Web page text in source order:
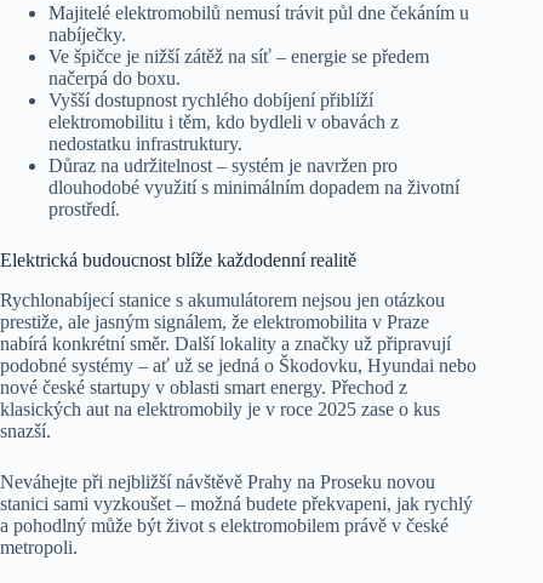
Majitelé elektromobilů nemusí trávit půl dne čekáním u
nabíječky.
Ve špičce je nižší zátěž na síť – energie se předem
načerpá do boxu.
Vyšší dostupnost rychlého dobíjení přiblíží
elektromobilitu i těm, kdo bydleli v obavách z
nedostatku infrastruktury.
Důraz na udržitelnost – systém je navržen pro
dlouhodobé využití s minimálním dopadem na životní
prostředí.
Elektrická budoucnost blíže každodenní realitě
Rychlonabíjecí stanice s akumulátorem nejsou jen otázkou
prestiže, ale jasným signálem, že elektromobilita v Praze
nabírá konkrétní směr. Další lokality a značky už připravují
podobné systémy – ať už se jedná o Škodovku, Hyundai nebo
nové české startupy v oblasti smart energy. Přechod z
klasických aut na elektromobily je v roce 2025 zase o kus
snazší.
Neváhejte při nejbližší návštěvě Prahy na Proseku novou
stanici sami vyzkoušet – možná budete překvapeni, jak rychlý
a pohodlný může být život s elektromobilem právě v české
metropoli.